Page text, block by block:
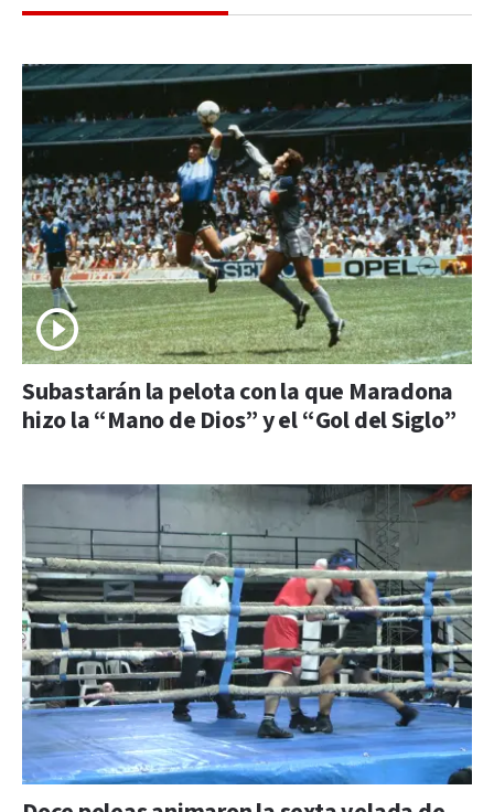
Subastarán la pelota con la que Maradona
hizo la “Mano de Dios” y el “Gol del Siglo”